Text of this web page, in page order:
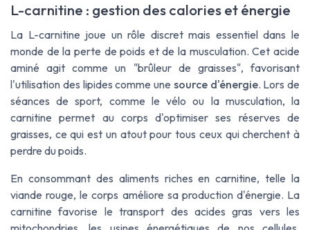
L-carnitine : gestion des calories et énergie
La L-carnitine joue un rôle discret mais essentiel dans le
monde de la perte de poids et de la musculation. Cet acide
aminé agit comme un "brûleur de graisses", favorisant
l'utilisation des lipides comme une source d'énergie. Lors de
séances de sport, comme le vélo ou la musculation, la
carnitine permet au corps d'optimiser ses réserves de
graisses, ce qui est un atout pour tous ceux qui cherchent à
perdre du poids.
En consommant des aliments riches en carnitine, telle la
viande rouge, le corps améliore sa production d'énergie. La
carnitine favorise le transport des acides gras vers les